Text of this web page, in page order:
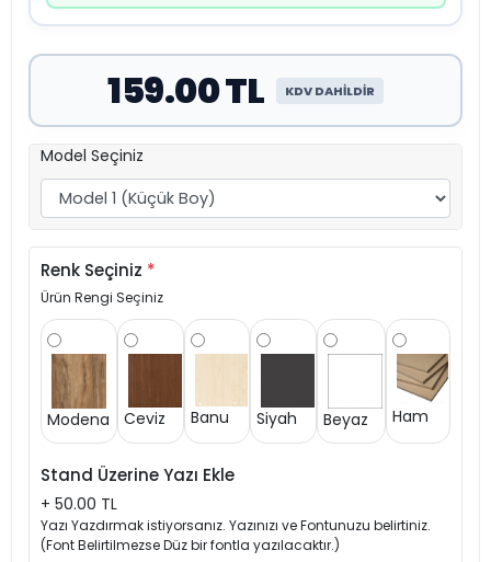
159.00 TL KDV DAHİLDİR
Model Seçiniz
Renk Seçiniz *
Ürün Rengi Seçiniz
Modena Ceviz Banu Siyah Beyaz Ham
Stand Üzerine Yazı Ekle
+ 50.00 TL
Yazı Yazdırmak istiyorsanız. Yazınızı ve Fontunuzu belirtiniz.
(Font Belirtilmezse Düz bir fontla yazılacaktır.)